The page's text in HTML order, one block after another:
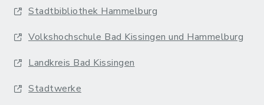
Stadtbibliothek Hammelburg
Volkshochschule Bad Kissingen und Hammelburg
Landkreis Bad Kissingen
Stadtwerke